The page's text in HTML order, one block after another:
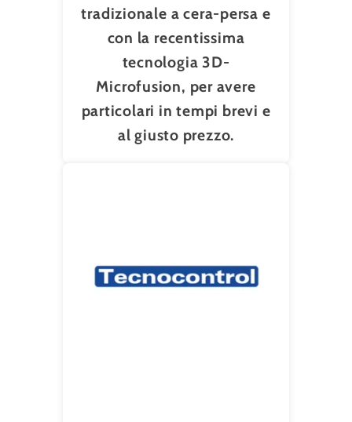
tradizionale a cera-persa e
con la recentissima
tecnologia 3D-
Microfusion, per avere
particolari in tempi brevi e
al giusto prezzo.